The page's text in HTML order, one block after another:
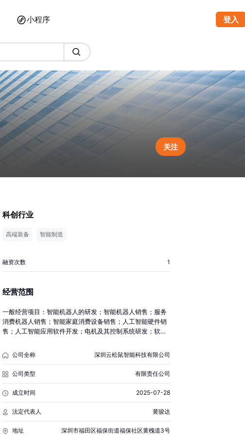
小程序 登入
关注
科创行业
高端装备 智能制造
融资次数 1
经营范围
一般经营项目：智能机器人的研发；智能机器人销售；服务
消费机器人销售；智能家庭消费设备销售；人工智能硬件销
售；人工智能应用软件开发；电机及其控制系统研发；软件
发、技术咨询、技术交流、技术转让、技术推广；人工智能
公共服务平台技术咨询服务；机械设备租赁；智能控制系统
集成。（除依法须经批准的项目外，凭营业执照依法自主开
展经营活动）许可经营项目：无。
公司全称 深圳云松鼠智能科技有限公司
公司类型 有限责任公司
成立时间 2025-07-28
法定代表人 黄骏达
地址 深圳市福田区福保街道福保社区黄槐道3号